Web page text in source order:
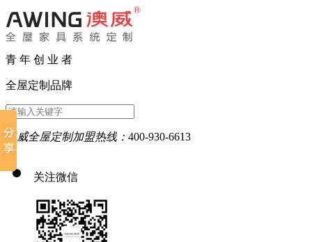
青 年 创 业 者
全屋定制品牌
澳威全屋定制加盟热线： 400-930-6613
关注微信